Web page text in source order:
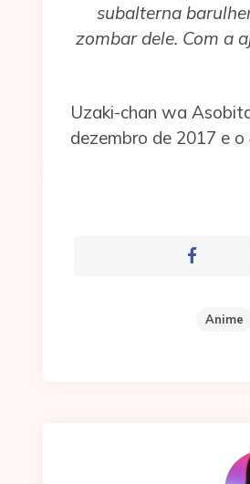
subalterna
zombar dele. Com a
Uzaki-chan wa
dezembro de 2017 e o
Anime